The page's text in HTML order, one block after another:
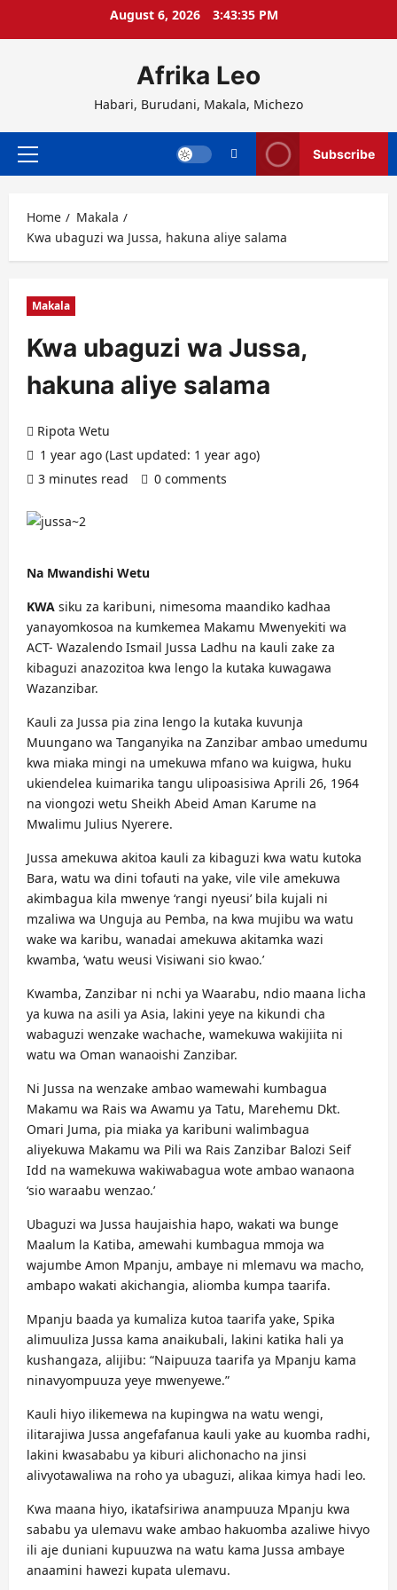
August 6, 2026 3:43:35 PM
Afrika Leo
Habari, Burudani, Makala, Michezo
Primary
Subscribe
Home
Makala
Kwa ubaguzi wa Jussa, hakuna aliye salama
Makala
Kwa ubaguzi wa Jussa,
hakuna aliye salama
Ripota Wetu
1 year ago (Last updated: 1 year ago)
3 minutes read
0 comments
Na Mwandishi Wetu
KWA siku za karibuni, nimesoma maandiko kadhaa
yanayomkosoa na kumkemea Makamu Mwenyekiti wa
ACT- Wazalendo Ismail Jussa Ladhu na kauli zake za
kibaguzi anazozitoa kwa lengo la kutaka kuwagawa
Wazanzibar.
Kauli za Jussa pia zina lengo la kutaka kuvunja
Muungano wa Tanganyika na Zanzibar ambao umedumu
kwa miaka mingi na umekuwa mfano wa kuigwa, huku
ukiendelea kuimarika tangu ulipoasisiwa Aprili 26, 1964
na viongozi wetu Sheikh Abeid Aman Karume na
Mwalimu Julius Nyerere.
Jussa amekuwa akitoa kauli za kibaguzi kwa watu kutoka
Bara, watu wa dini tofauti na yake, vile vile amekuwa
akimbagua kila mwenye ‘rangi nyeusi’ bila kujali ni
mzaliwa wa Unguja au Pemba, na kwa mujibu wa watu
wake wa karibu, wanadai amekuwa akitamka wazi
kwamba, ‘watu weusi Visiwani sio kwao.’
Kwamba, Zanzibar ni nchi ya Waarabu, ndio maana licha
ya kuwa na asili ya Asia, lakini yeye na kikundi cha
wabaguzi wenzake wachache, wamekuwa wakijiita ni
watu wa Oman wanaoishi Zanzibar.
Ni Jussa na wenzake ambao wamewahi kumbagua
Makamu wa Rais wa Awamu ya Tatu, Marehemu Dkt.
Omari Juma, pia miaka ya karibuni walimbagua
aliyekuwa Makamu wa Pili wa Rais Zanzibar Balozi Seif
Idd na wamekuwa wakiwabagua wote ambao wanaona
‘sio waraabu wenzao.’
Ubaguzi wa Jussa haujaishia hapo, wakati wa bunge
Maalum la Katiba, amewahi kumbagua mmoja wa
wajumbe Amon Mpanju, ambaye ni mlemavu wa macho,
ambapo wakati akichangia, aliomba kumpa taarifa.
Mpanju baada ya kumaliza kutoa taarifa yake, Spika
alimuuliza Jussa kama anaikubali, lakini katika hali ya
kushangaza, alijibu: “Naipuuza taarifa ya Mpanju kama
ninavyompuuza yeye mwenyewe.”
Kauli hiyo ilikemewa na kupingwa na watu wengi,
ilitarajiwa Jussa angefafanua kauli yake au kuomba radhi,
lakini kwasababu ya kiburi alichonacho na jinsi
alivyotawaliwa na roho ya ubaguzi, alikaa kimya hadi leo.
Kwa maana hiyo, ikatafsiriwa anampuuza Mpanju kwa
sababu ya ulemavu wake ambao hakuomba azaliwe hivyo
ili aje duniani kupuuzwa na watu kama Jussa ambaye
anaamini hawezi kupata ulemavu.